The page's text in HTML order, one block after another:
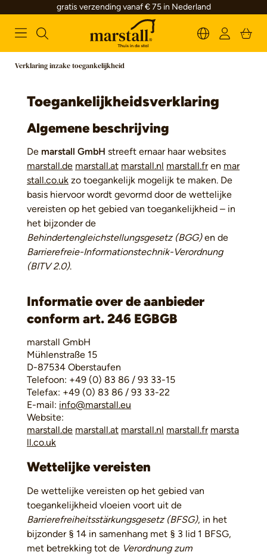
springen
gratis verzending vanaf € 75 in Nederland
Verklaring inzake toegankelijkheid
Toegankelijkheidsverklaring
Algemene beschrijving
De marstall GmbH streeft ernaar haar websites
marstall.de marstall.at marstall.nl marstall.fren mar
stall.co.uk zo toegankelijk mogelijk te maken. De
basis hiervoor wordt gevormd door de wettelijke
vereisten op het gebied van toegankelijkheid – in
het bijzonder de
Behindertengleichstellungsgesetz (BGG)en de
Barrierefreie-Informationstechnik-Verordnung
(BITV 2.0).
Informatie over de aanbieder
conform art. 246 EGBGB
marstall GmbH
Mühlenstraße 15
D-87534 Oberstaufen
Telefoon: +49 (0) 83 86 / 93 33-15
Telefax: +49 (0) 83 86 / 93 33-22
E-mail: info@marstall.eu
Website:
marstall.de marstall.at marstall.nl marstall.fr marsta
ll.co.uk
Wettelijke vereisten
De wettelijke vereisten op het gebied van
toegankelijkheid vloeien voort uit de
Barrierefreiheitsstärkungsgesetz (BFSG), in het
bijzonder § 14 in samenhang met § 3 lid 1 BFSG,
met betrekking tot de Verordnung zum